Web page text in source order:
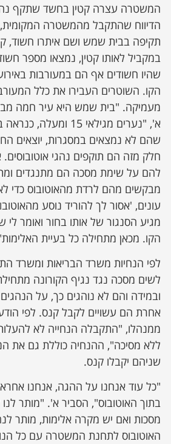
המשטרה עצרה קטין בחשד שתקף נהג
הדיווח שהתקבל מהמשטרה המקומית,
תקיפה בבית שמש ושם איתרו חשוד,
במקביל לאותו קטין, נמצאו מספר
שהיו חשודים אף הם במעורבות
הקו. השוטרים העבירו את כלל
מעמיקה. "בית שמש היא עיר חמה
א', "נערים מגילאי 15
שהם לא נמצאים במסגרות, יוצאים
חלק מזה הם תוקפים נהגי
להם על שימת מסכה הם מתנגדים
מבקשים מהם לרדת מהאוטובוס כדי
עונים, 'אסור לך להוריד נוסע
מגיע הסנגור של אותו בחור ואומר לי
הקו. מכאן מתחילה כל בעיית
לפי הנחיות משרד הבריאות ומשרד
לשים מסכה נגד נגיף הקורונה
ובמידה והם לא נוהגים כך, על
אחרת הם עשויים לקבל קנס. לפי
ממנהלו, "התקבלה הנחייה לא להעלות
ללא מסיכה", ההנחיה כוללת גם את
שניהם יקבלו קנס.
"כל עוד אנחנו על ההגה, אנחנו
בתוך האוטובוס", הסביר א'. "מותר
מסכות ואם יש מקרה אלימות, מותר
האוטובוס לתחנת המשטרה עם כל